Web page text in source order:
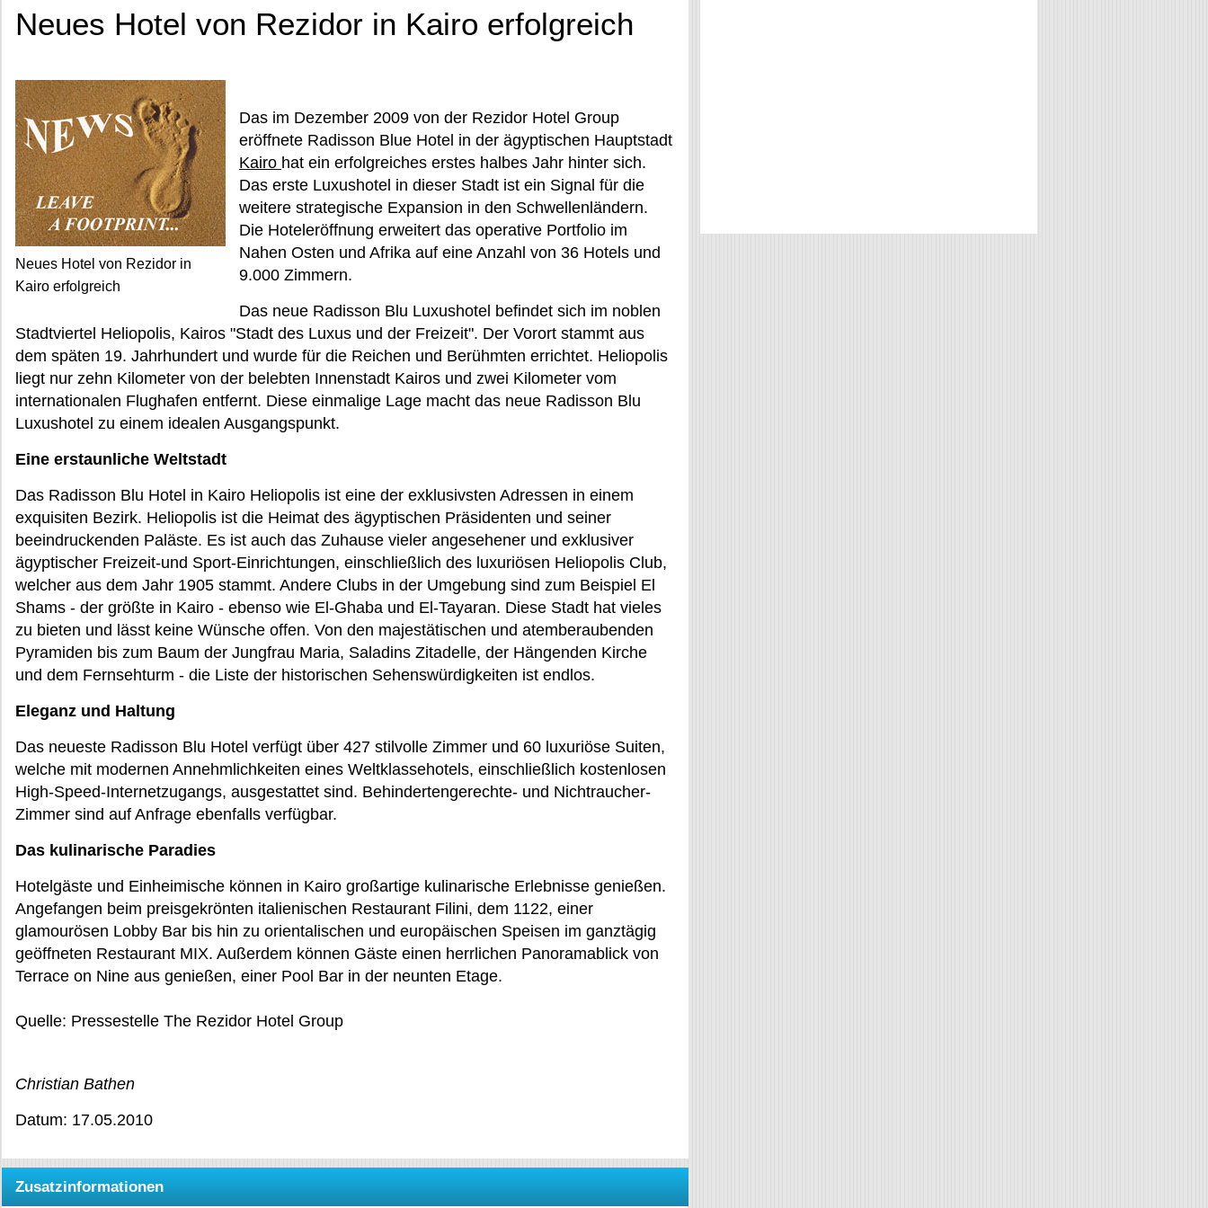
Neues Hotel von Rezidor in Kairo erfolgreich
Neues Hotel von Rezidor in
Kairo erfolgreich
Das im Dezember 2009 von der Rezidor Hotel Group
eröffnete Radisson Blue Hotel in der ägyptischen Hauptstadt
Kairo hat ein erfolgreiches erstes halbes Jahr hinter sich.
Das erste Luxushotel in dieser Stadt ist ein Signal für die
weitere strategische Expansion in den Schwellenländern.
Die Hoteleröffnung erweitert das operative Portfolio im
Nahen Osten und Afrika auf eine Anzahl von 36 Hotels und
9.000 Zimmern.
Das neue Radisson Blu Luxushotel befindet sich im noblen
Stadtviertel Heliopolis, Kairos "Stadt des Luxus und der Freizeit". Der Vorort stammt aus
dem späten 19. Jahrhundert und wurde für die Reichen und Berühmten errichtet. Heliopolis
liegt nur zehn Kilometer von der belebten Innenstadt Kairos und zwei Kilometer vom
internationalen Flughafen entfernt. Diese einmalige Lage macht das neue Radisson Blu
Luxushotel zu einem idealen Ausgangspunkt.
Eine erstaunliche Weltstadt
Das Radisson Blu Hotel in Kairo Heliopolis ist eine der exklusivsten Adressen in einem
exquisiten Bezirk. Heliopolis ist die Heimat des ägyptischen Präsidenten und seiner
beeindruckenden Paläste. Es ist auch das Zuhause vieler angesehener und exklusiver
ägyptischer Freizeit-und Sport-Einrichtungen, einschließlich des luxuriösen Heliopolis Club,
welcher aus dem Jahr 1905 stammt. Andere Clubs in der Umgebung sind zum Beispiel El
Shams - der größte in Kairo - ebenso wie El-Ghaba und El-Tayaran. Diese Stadt hat vieles
zu bieten und lässt keine Wünsche offen. Von den majestätischen und atemberaubenden
Pyramiden bis zum Baum der Jungfrau Maria, Saladins Zitadelle, der Hängenden Kirche
und dem Fernsehturm - die Liste der historischen Sehenswürdigkeiten ist endlos.
Eleganz und Haltung
Das neueste Radisson Blu Hotel verfügt über 427 stilvolle Zimmer und 60 luxuriöse Suiten,
welche mit modernen Annehmlichkeiten eines Weltklassehotels, einschließlich kostenlosen
High-Speed-Internetzugangs, ausgestattet sind. Behindertengerechte- und Nichtraucher-
Zimmer sind auf Anfrage ebenfalls verfügbar.
Das kulinarische Paradies
Hotelgäste und Einheimische können in Kairo großartige kulinarische Erlebnisse genießen.
Angefangen beim preisgekrönten italienischen Restaurant Filini, dem 1122, einer
glamourösen Lobby Bar bis hin zu orientalischen und europäischen Speisen im ganztägig
geöffneten Restaurant MIX. Außerdem können Gäste einen herrlichen Panoramablick von
Terrace on Nine aus genießen, einer Pool Bar in der neunten Etage.
Quelle: Pressestelle The Rezidor Hotel Group
Christian Bathen
Datum: 17.05.2010
Zusatzinformationen